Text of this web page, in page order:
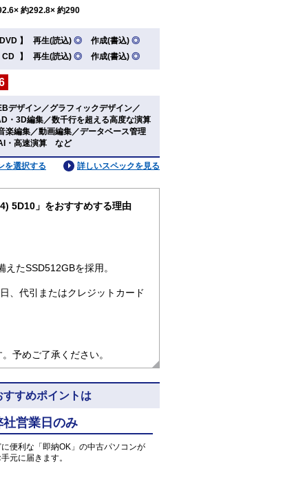
約292.8× 約290
DVD 】 再生(読込) ◎ 作成(書込) ◎
CD 】 再生(読込) ◎ 作成(書込) ◎
デザイン／グラフィックデザイン／
・3D編集／数千行を超える高度な演算
楽編集／動画編集／データベース管理
・高速演算 など
詳しいスペックを見る
を選択する
5D10」をおすすめする理由
たSSD512GBを採用。
、代引またはクレジットカード
予めご了承ください。
すめポイントは
営業日のみ
便利な「即納OK」の中古パソコンが
元に届きます。